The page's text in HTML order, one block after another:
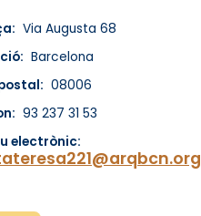
Via Augusta 68
Barcelona
08006
93 237 31 53
electrònic: